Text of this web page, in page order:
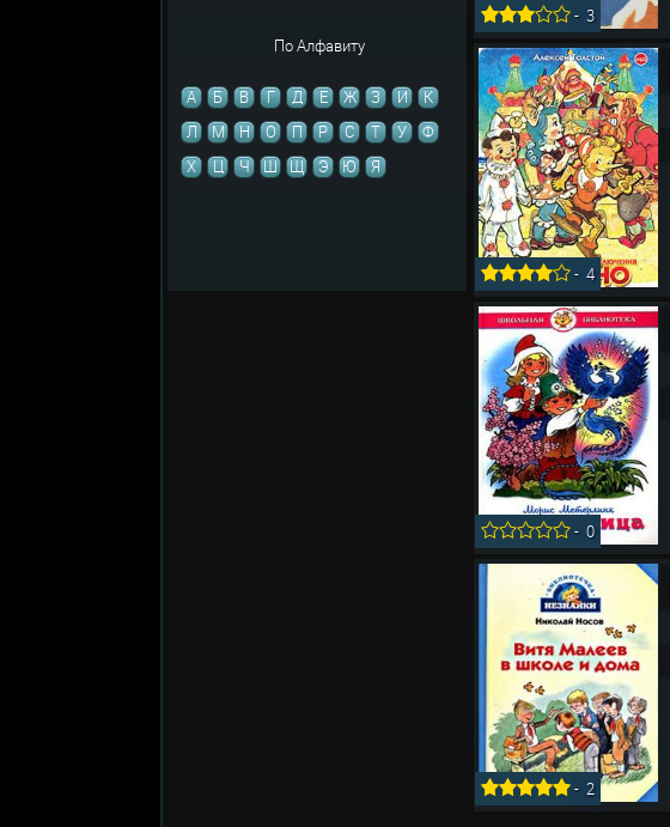
По Алфавиту
А Б В Г Д Е Ж З И
К
Л
М Н О П Р С Т У
Ф
Х
Ц Ч Ш Щ Э Ю Я
-3
-4
-0
-2